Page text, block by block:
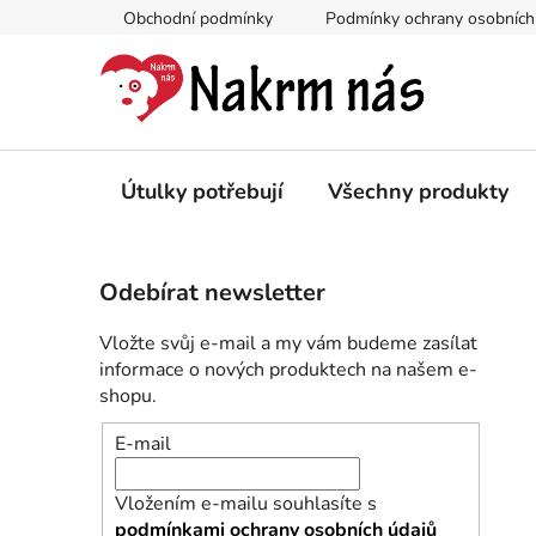
Obchodní podmínky Podmínky ochrany
Útulky potřebují Všechny produkty
o
s
t
r
a
Odebírat newsletter
Vložte svůj e-mail a my vám budeme zasílat
informace o nových produktech na našem e-
shopu.
E-mail
Vložením e-mailu souhlasíte s
podmínkami ochrany osobních údajů